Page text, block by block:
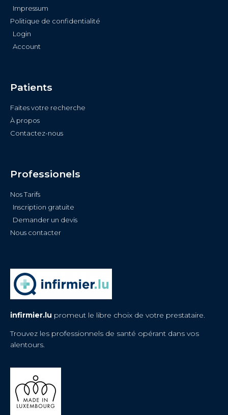
Impressum
Politique de confidentialité
Login
Account
Patients
Faites votre recherche
À propos
Contactez-nous
Professionels
Nos Tarifs
Inscription gratuite
Demander un devis
Nous contacter
infirmier.lu promeut le libre choix de votre prestataire.
Trouvez les professionnels de santé opérant dans vos
alentours.